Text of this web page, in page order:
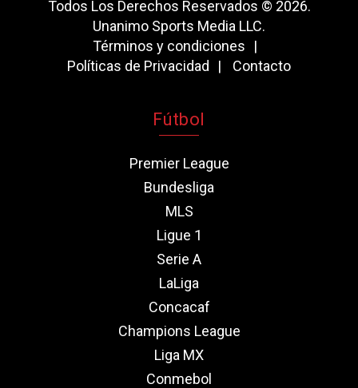
Todos Los Derechos Reservados © 2026.
Unanimo Sports Media LLC.
Términos y condiciones
Políticas de Privacidad
Contacto
Fútbol
Premier League
Bundesliga
MLS
Ligue 1
Serie A
LaLiga
Concacaf
Champions League
Liga MX
Conmebol